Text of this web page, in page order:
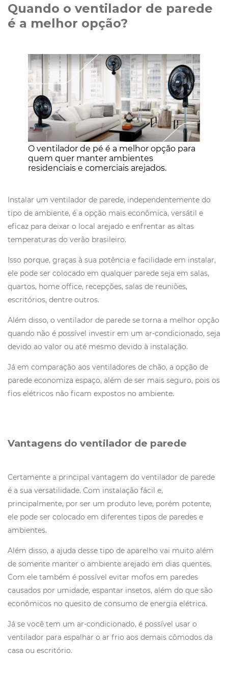
Quando o ventilador de parede
é a melhor opção?
O ventilador de pé é a melhor opção para
quem quer manter ambientes
residenciais e comerciais arejados.
Instalar um ventilador de parede, independentemente do
tipo de ambiente, é a opção mais econômica, versátil e
eficaz para deixar o local arejado e enfrentar as altas
temperaturas do verão brasileiro.
Isso porque, graças à sua potência e facilidade em instalar,
ele pode ser colocado em qualquer parede seja em salas,
quartos, home office, recepções, salas de reuniões,
escritórios, dentre outros.
Além disso, o ventilador de parede se torna a melhor opção
quando não é possível investir em um ar-condicionado, seja
devido ao valor ou até mesmo devido à instalação.
Já em comparação aos ventiladores de chão, a opção de
parede economiza espaço, além de ser mais seguro, pois os
fios elétricos não ficam expostos no ambiente.
Vantagens do ventilador de parede
Certamente a principal vantagem do ventilador de parede
é a sua versatilidade. Com instalação fácil e,
principalmente, por ser um produto leve, porém potente,
ele pode ser colocado em diferentes tipos de paredes e
ambientes.
Além disso, a ajuda desse tipo de aparelho vai muito além
de somente manter o ambiente arejado em dias quentes.
Com ele também é possível evitar mofos em paredes
causados por umidade, espantar insetos, além do que são
econômicos no quesito de consumo de energia elétrica.
Já se você tem um ar-condicionado, é possível usar o
ventilador para espalhar o ar frio aos demais cômodos da
casa ou escritório.